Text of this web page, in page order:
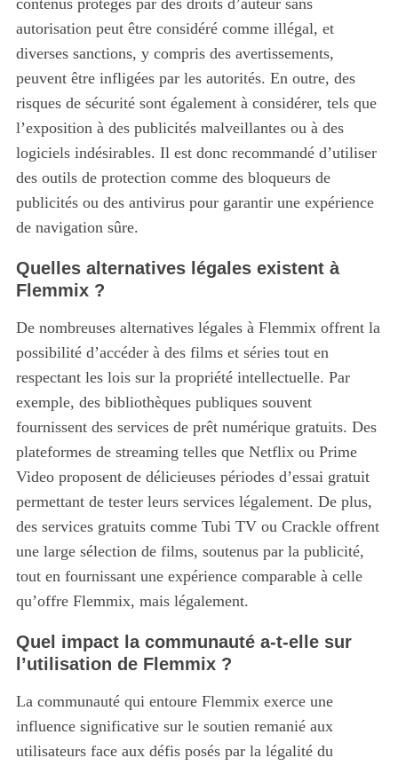
contenus protégés par des droits d’auteur sans
autorisation peut être considéré comme illégal, et
diverses sanctions, y compris des avertissements,
peuvent être infligées par les autorités. En outre, des
risques de sécurité sont également à considérer, tels que
l’exposition à des publicités malveillantes ou à des
logiciels indésirables. Il est donc recommandé d’utiliser
des outils de protection comme des bloqueurs de
publicités ou des antivirus pour garantir une expérience
de navigation sûre.
Quelles alternatives légales existent à
Flemmix ?
De nombreuses alternatives légales à Flemmix offrent la
possibilité d’accéder à des films et séries tout en
respectant les lois sur la propriété intellectuelle. Par
exemple, des bibliothèques publiques souvent
fournissent des services de prêt numérique gratuits. Des
plateformes de streaming telles que Netflix ou Prime
Video proposent de délicieuses périodes d’essai gratuit
permettant de tester leurs services légalement. De plus,
des services gratuits comme Tubi TV ou Crackle offrent
une large sélection de films, soutenus par la publicité,
tout en fournissant une expérience comparable à celle
qu’offre Flemmix, mais légalement.
Quel impact la communauté a-t-elle sur
l’utilisation de Flemmix ?
La communauté qui entoure Flemmix exerce une
influence significative sur le soutien remanié aux
utilisateurs face aux défis posés par la légalité du